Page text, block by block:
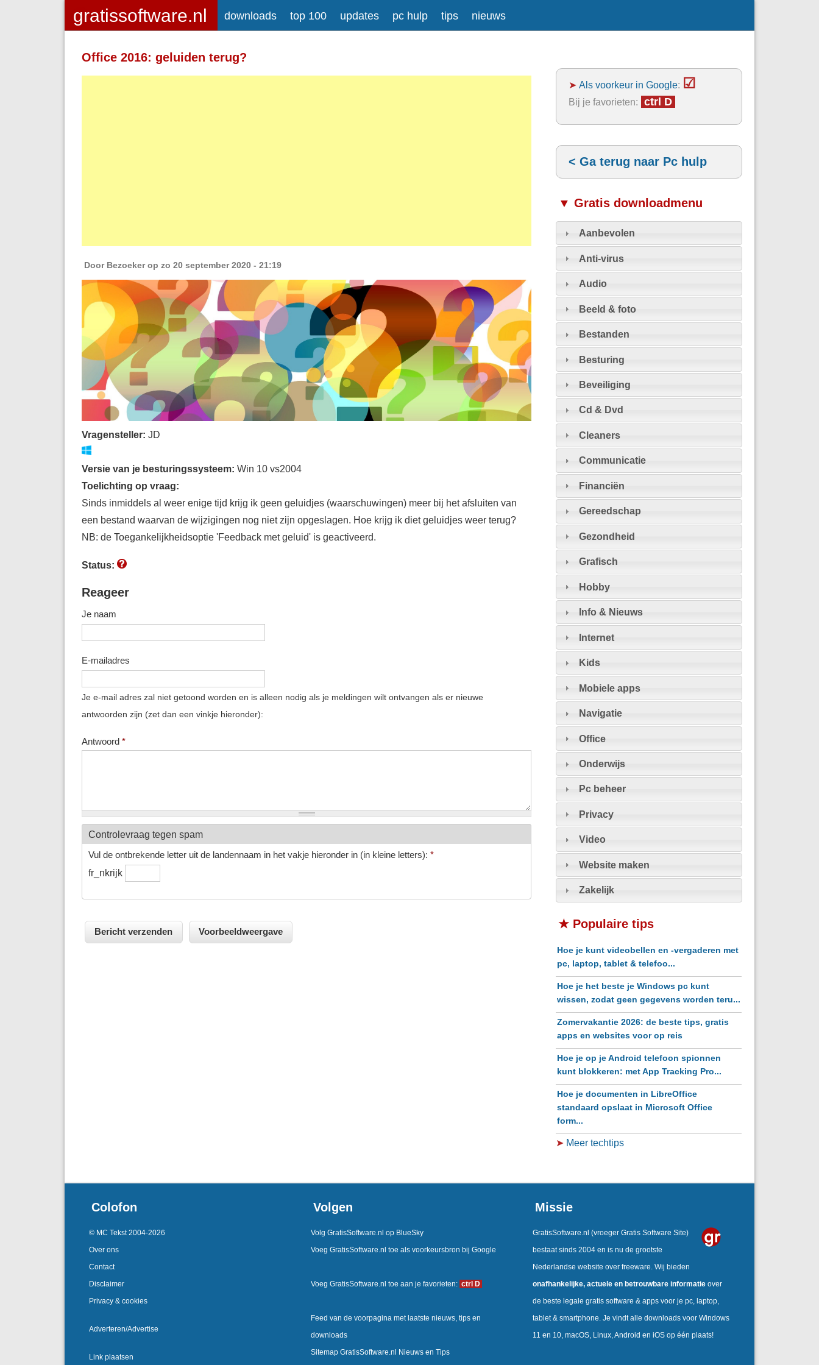
downloads top 100 updates pc hulp tips nieuws
Office 2016: geluiden terug?
Door Bezoekerop zo 20 september 2020 - 21:19
Vragensteller: JD
Versie van je besturingssysteem: Win 10 vs2004
Toelichting op vraag:
Sinds inmiddels al weer enige tijd krijg ik geen geluidjes (waarschuwingen) meer bij het afsluiten van
een bestand waarvan de wijzigingen nog niet zijn opgeslagen. Hoe krijg ik diet geluidjes weer terug?
NB: de Toegankelijkheidsoptie 'Feedback met geluid' is geactiveerd.
Status:
Reageer
Je naam
E-mailadres
Je e-mail adres zal niet getoond worden en is alleen nodig als je meldingen wilt ontvangen als er nieuwe
antwoorden zijn (zet dan een vinkje hieronder):
Antwoord *
Meer informatie over tekstopmaak
Toegelaten HTML-tags: <a> <em>
<strong> <br> <br /> <i> <b> <p>
Controlevraag tegen spam
Vul de ontbrekende letter uit de landennaam in het vakje hieronder in (in kleine letters): *
fr_nkrijk
➤Als voorkeur in Google: ☑
Bij je favorieten: ctrl D
< Ga terug naar Pc hulp
▼ Gratis downloadmenu
Aanbevolen
Anti-virus
Audio
Beeld & foto
Bestanden
Besturing
Beveiliging
Cd & Dvd
Cleaners
Communicatie
Financiën
Gereedschap
Gezondheid
Grafisch
Hobby
Info & Nieuws
Internet
Kids
Mobiele apps
Navigatie
Office
Onderwijs
Pc beheer
Privacy
Video
Website maken
Zakelijk
★ Populaire tips
Hoe je kunt videobellen en -vergaderen met
pc, laptop, tablet & telefoo...
Hoe je het beste je Windows pc kunt
wissen, zodat geen gegevens worden teru...
Zomervakantie 2026: de beste tips, gratis
apps en websites voor op reis
Hoe je op je Android telefoon spionnen
kunt blokkeren: met App Tracking Pro...
Hoe je documenten in LibreOffice
standaard opslaat in Microsoft Office
form...
➤ Meer techtips
Colofon
© MC Tekst 2004-2026
Over ons
Contact
Disclaimer
Privacy & cookies
Adverteren/Advertise
Link plaatsen
Volgen
Volg GratisSoftware.nl op BlueSky
Voeg GratisSoftware.nl toe als voorkeursbron bij Google
Voeg GratisSoftware.nl toe aan je favorieten: ctrl D
Feed van de voorpagina met laatste nieuws, tips en
downloads
Sitemap GratisSoftware.nl Nieuws en Tips
Missie
GratisSoftware.nl (vroeger Gratis Software Site)
bestaat sinds 2004 en is nu de grootste
Nederlandse website over freeware. Wij bieden
onafhankelijke, actuele en betrouwbare informatie over
de beste legale gratis software & apps voor je pc, laptop,
tablet & smartphone. Je vindt alle downloads voor Windows
11 en 10, macOS, Linux, Android en iOS op één plaats!